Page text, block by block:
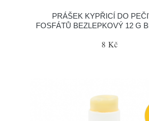
PRÁŠEK KYPŘICÍ DO
FOSFÁTŮ BEZLEPKOVÝ 12 G
8 Kč